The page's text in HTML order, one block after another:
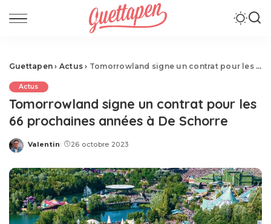
Guettapen › Actus › Tomorrowland signe un contrat pour les 66 prochaines années à De Schorre
Actus
Tomorrowland signe un contrat pour les
66 prochaines années à De Schorre
Posted
Valentin 26 octobre 2023